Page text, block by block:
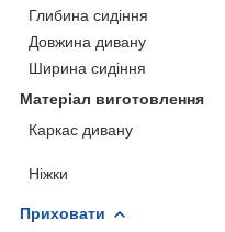
Глибина сидіння
Довжина дивану
Ширина сидіння
Матеріал виготовлення
Каркас дивану
Ніжки
Приховати